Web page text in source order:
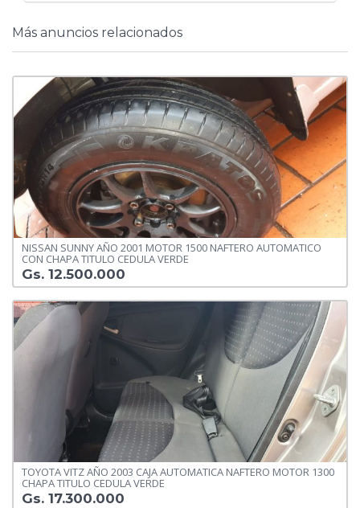
Más anuncios relacionados
NISSAN SUNNY AÑO 2001 MOTOR 1500 NAFTERO AUTOMATICO
CON CHAPA TITULO CEDULA VERDE
Gs. 12.500.000
TOYOTA VITZ AÑO 2003 CAJA AUTOMATICA NAFTERO MOTOR 1300
CHAPA TITULO CEDULA VERDE
Gs. 17.300.000